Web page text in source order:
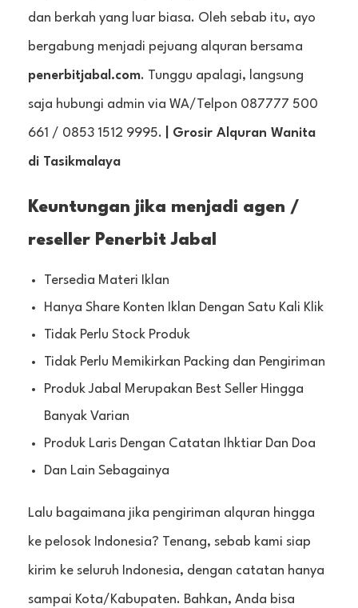
dan berkah yang luar biasa. Oleh sebab itu, ayo
bergabung menjadi pejuang alquran bersama
penerbitjabal.com. Tunggu apalagi, langsung
saja hubungi admin via WA/Telpon 087777 500
661 / 0853 1512 9995. | Grosir Alquran Wanita
di Tasikmalaya
Keuntungan jika menjadi agen /
reseller Penerbit Jabal
Tersedia Materi Iklan
Hanya Share Konten Iklan Dengan Satu Kali Klik
Tidak Perlu Stock Produk
Tidak Perlu Memikirkan Packing dan Pengiriman
Produk Jabal Merupakan Best Seller Hingga
Banyak Varian
Produk Laris Dengan Catatan Ihktiar Dan Doa
Dan Lain Sebagainya
Lalu bagaimana jika pengiriman alquran hingga
ke pelosok Indonesia? Tenang, sebab kami siap
kirim ke seluruh Indonesia, dengan catatan hanya
sampai Kota/Kabupaten. Bahkan, Anda bisa